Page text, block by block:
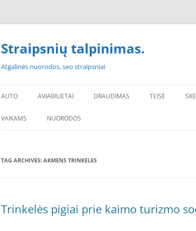
Skip
Straipsnių talpinimas.
Atgalinės nuorodos, seo straipsniai
AUTO AVIABILIETAI DRAUDIMAS TEISĖ
VAIKAMS NUORODOS
PADANGOS PIGIAU
TAG ARCHIVES: AKMENS TRINKELES
Trinkelės pigiai prie kaimo turizmo